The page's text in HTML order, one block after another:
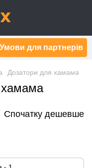
Умови для партнерів
Дозатори для хамама
хамама
Спочатку дешевше